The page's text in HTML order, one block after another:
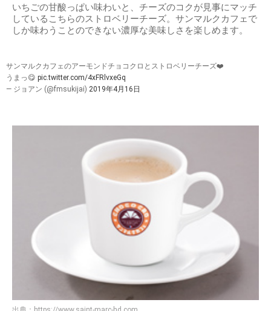
いちごの甘酸っぱい味わいと、チーズのコクが見事にマッチ
しているこちらのストロベリーチーズ。サンマルクカフェで
しか味わうことのできない濃厚な美味しさを楽しめます。
サンマルクカフェのアーモンドチョコクロとストロベリーチーズ❤️
うまっ😋 pic.twitter.com/4xFRlvxeGq
— ジョアン (@fmsukijai) 2019年4月16日